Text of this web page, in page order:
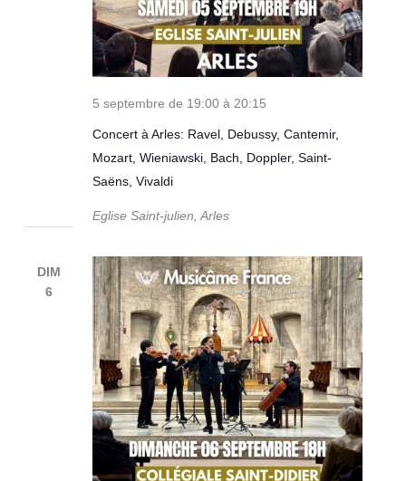
Concert à Arles: Ravel, Debussy, Cantemir,
Mozart, Wieniawski, Bach, Doppler, Saint-
Saëns, Vivaldi
5 septembre de 19:00 à 20:15
Eglise Saint-julien, Arles
DIM
6